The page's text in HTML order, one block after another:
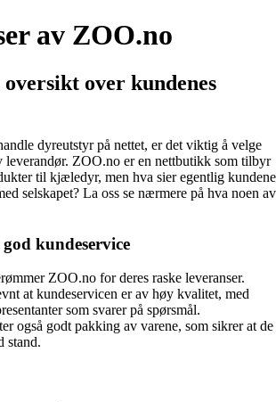
av ZOO.no
over kundenes
dyreutstyr på nettet, er det viktig å velge
ZOO.no er en nettbutikk som tilbyr
til kjæledyr, men hva sier egentlig kundene
selskapet? La oss se nærmere på hva noen av
kundeservice
ZOO.no for deres raske leveranser.
at kundeservicen er av høy kvalitet, med
som svarer på spørsmål.
også godt pakking av varene, som sikrer at de
stand.